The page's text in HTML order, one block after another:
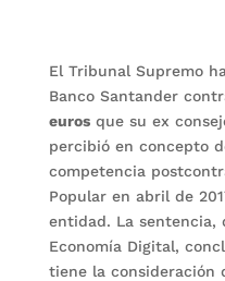
El Tribunal Supremo
Banco Santander
eurosque su ex
percibió en concepto
competencia
Popular en abril de
entidad. La sentencia,
Economía Digital,
tiene la consideración